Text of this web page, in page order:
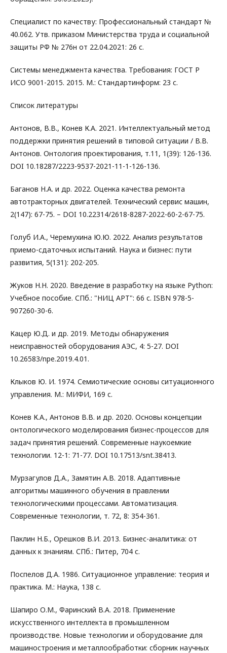
Специалист по качеству: Профессиональный стандарт №
40.062. Утв. приказом Министерства труда и социальной
защиты РФ № 276н от 22.04.2021: 26 с.
Системы менеджмента качества. Требования: ГОСТ Р
ИСО 9001-2015. 2015. М.: Стандартинформ: 23 с.
Список литературы
Антонов, В.В., Конев К.А. 2021. Интеллектуальный метод
поддержки принятия решений в типовой ситуации / В.В.
Антонов. Онтология проектирования, т.11, 1(39): 126-136.
DOI 10.18287/2223-9537-2021-11-1-126-136.
Баганов Н.А. и др. 2022. Оценка качества ремонта
автотракторных двигателей. Технический сервис машин,
2(147): 67-75. – DOI 10.22314/2618-8287-2022-60-2-67-75.
Голуб И.А., Черемухина Ю.Ю. 2022. Анализ результатов
приемо-сдаточных испытаний. Наука и бизнес: пути
развития, 5(131): 202-205.
Жуков Н.Н. 2020. Введение в разработку на языке Python:
Учебное пособие. СПб.: "НИЦ АРТ": 66 с. ISBN 978-5-
907260-30-6.
Кацер Ю.Д. и др. 2019. Методы обнаружения
неисправностей оборудования АЭС, 4: 5-27. DOI
10.26583/npe.2019.4.01.
Клыков Ю. И. 1974. Семиотические основы ситуационного
управления. М.: МИФИ, 169 с.
Конев К.А., Антонов В.В. и др. 2020. Основы концепции
онтологического моделирования бизнес-процессов для
задач принятия решений. Современные наукоемкие
технологии. 12-1: 71-77. DOI 10.17513/snt.38413.
Мурзагулов Д.А., Замятин А.В. 2018. Адаптивные
алгоритмы машинного обучения в правлении
технологическими процессами. Автоматизация.
Современные технологии, т. 72, 8: 354-361.
Паклин Н.Б., Орешков В.И. 2013. Бизнес-аналитика: от
данных к знаниям. СПб.: Питер, 704 с.
Поспелов Д.А. 1986. Ситуационное управление: теория и
практика. М.: Наука, 138 с.
Шапиро О.М., Фаринский В.А. 2018. Применение
искусственного интеллекта в промышленном
производстве. Новые технологии и оборудование для
машиностроения и металлообработки: сборник научных